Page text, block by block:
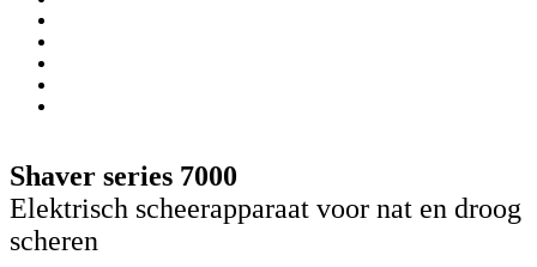
Shaver series 7000
Elektrisch scheerapparaat voor nat en droog
scheren